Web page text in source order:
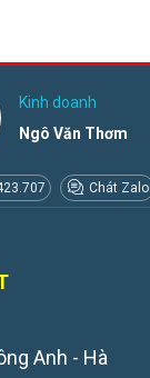
Kinh doanh
Ngô Văn Thơm
Chát Zalo
Anh - Hà